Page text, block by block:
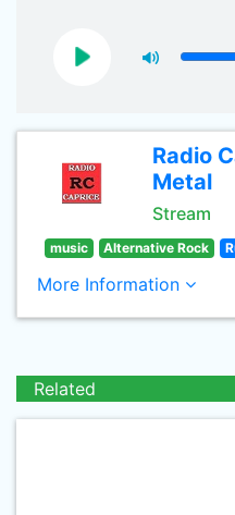
Radio
Metal
Stream
music Alternative Rock
More Information
Related